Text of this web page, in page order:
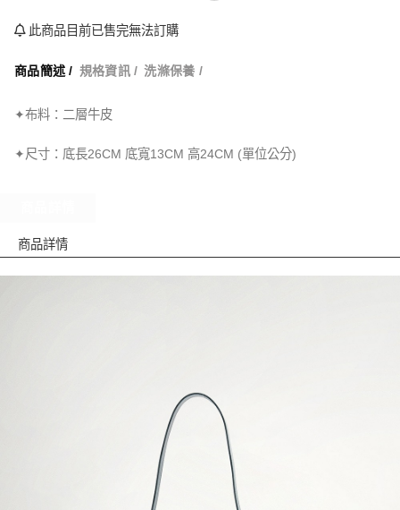
此商品目前已售完無法訂購
商品簡述 / 規格資訊 / 洗滌保養 /
✦布料：二層牛皮
✦尺寸：底長26CM 底寬13CM 高24CM (單位公分)
商品詳情